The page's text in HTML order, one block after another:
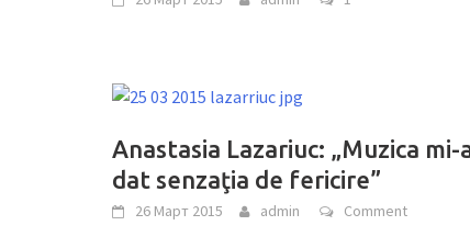
Anastasia Lazariuc: „Muzica mi-
dat senzaţia de fericire”
26 Март 2015 admin Comment